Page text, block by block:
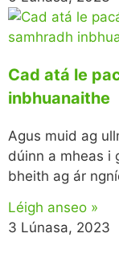
Cad atá le
inbhuanaithe
Agus muid ag
dúinn a mheas i
bheith ag ár
Léigh anseo »
3 Lúnasa, 2023